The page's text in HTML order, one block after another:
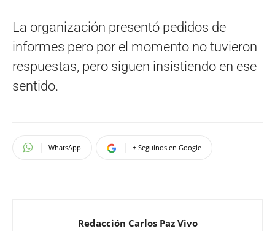
La organización presentó pedidos de
informes pero por el momento no tuvieron
respuestas, pero siguen insistiendo en ese
sentido.
WhatsApp + Seguinos en Google
Redacción Carlos Paz Vivo